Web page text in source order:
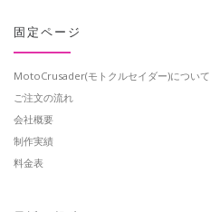
固定ページ
MotoCrusader(モトクルセイダー)について
ご注文の流れ
会社概要
制作実績
料金表